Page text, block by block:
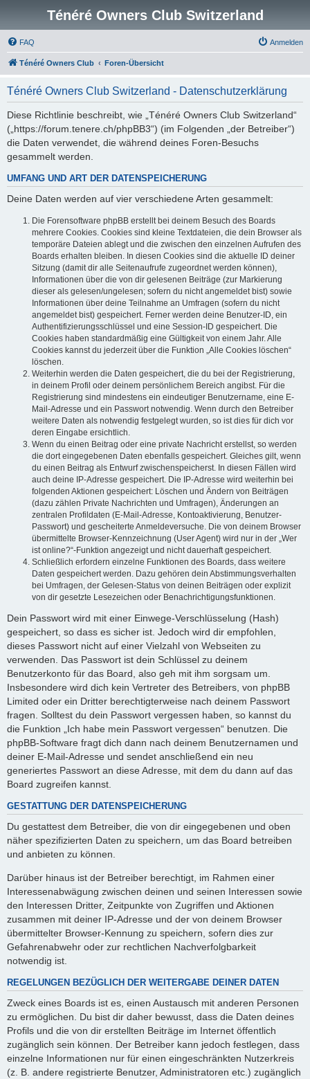
Ténéré Owners Club Switzerland
FAQ Anmelden
Ténéré Owners Club Foren-Übersicht
Ténéré Owners Club Switzerland - Datenschutzerklärung
Diese Richtlinie beschreibt, wie „Ténéré Owners Club Switzerland“
(„https://forum.tenere.ch/phpBB3“) (im Folgenden „der Betreiber“)
die Daten verwendet, die während deines Foren-Besuchs
gesammelt werden.
UMFANG UND ART DER DATENSPEICHERUNG
Deine Daten werden auf vier verschiedene Arten gesammelt:
Die Forensoftware phpBB erstellt bei deinem Besuch des Boards
mehrere Cookies. Cookies sind kleine Textdateien, die dein Browser als
temporäre Dateien ablegt und die zwischen den einzelnen Aufrufen des
Boards erhalten bleiben. In diesen Cookies sind die aktuelle ID deiner
Sitzung (damit dir alle Seitenaufrufe zugeordnet werden können),
Informationen über die von dir gelesenen Beiträge (zur Markierung
dieser als gelesen/ungelesen; sofern du nicht angemeldet bist) sowie
Informationen über deine Teilnahme an Umfragen (sofern du nicht
angemeldet bist) gespeichert. Ferner werden deine Benutzer-ID, ein
Authentifizierungsschlüssel und eine Session-ID gespeichert. Die
Cookies haben standardmäßig eine Gültigkeit von einem Jahr. Alle
Cookies kannst du jederzeit über die Funktion „Alle Cookies löschen“
löschen.
Weiterhin werden die Daten gespeichert, die du bei der Registrierung,
in deinem Profil oder deinem persönlichem Bereich angibst. Für die
Registrierung sind mindestens ein eindeutiger Benutzername, eine E-
Mail-Adresse und ein Passwort notwendig. Wenn durch den Betreiber
weitere Daten als notwendig festgelegt wurden, so ist dies für dich vor
deren Eingabe ersichtlich.
Wenn du einen Beitrag oder eine private Nachricht erstellst, so werden
die dort eingegebenen Daten ebenfalls gespeichert. Gleiches gilt, wenn
du einen Beitrag als Entwurf zwischenspeicherst. In diesen Fällen wird
auch deine IP-Adresse gespeichert. Die IP-Adresse wird weiterhin bei
folgenden Aktionen gespeichert: Löschen und Ändern von Beiträgen
(dazu zählen Private Nachrichten und Umfragen), Änderungen an
zentralen Profildaten (E-Mail-Adresse, Kontoaktivierung, Benutzer-
Passwort) und gescheiterte Anmeldeversuche. Die von deinem Browser
übermittelte Browser-Kennzeichnung (User Agent) wird nur in der „Wer
ist online?“-Funktion angezeigt und nicht dauerhaft gespeichert.
Schließlich erfordern einzelne Funktionen des Boards, dass weitere
Daten gespeichert werden. Dazu gehören dein Abstimmungsverhalten
bei Umfragen, der Gelesen-Status von deinen Beiträgen oder explizit
von dir gesetzte Lesezeichen oder Benachrichtigungsfunktionen.
Dein Passwort wird mit einer Einwege-Verschlüsselung (Hash)
gespeichert, so dass es sicher ist. Jedoch wird dir empfohlen,
dieses Passwort nicht auf einer Vielzahl von Webseiten zu
verwenden. Das Passwort ist dein Schlüssel zu deinem
Benutzerkonto für das Board, also geh mit ihm sorgsam um.
Insbesondere wird dich kein Vertreter des Betreibers, von phpBB
Limited oder ein Dritter berechtigterweise nach deinem Passwort
fragen. Solltest du dein Passwort vergessen haben, so kannst du
die Funktion „Ich habe mein Passwort vergessen“ benutzen. Die
phpBB-Software fragt dich dann nach deinem Benutzernamen und
deiner E-Mail-Adresse und sendet anschließend ein neu
generiertes Passwort an diese Adresse, mit dem du dann auf das
Board zugreifen kannst.
GESTATTUNG DER DATENSPEICHERUNG
Du gestattest dem Betreiber, die von dir eingegebenen und oben
näher spezifizierten Daten zu speichern, um das Board betreiben
und anbieten zu können.
Darüber hinaus ist der Betreiber berechtigt, im Rahmen einer
Interessenabwägung zwischen deinen und seinen Interessen sowie
den Interessen Dritter, Zeitpunkte von Zugriffen und Aktionen
zusammen mit deiner IP-Adresse und der von deinem Browser
übermittelter Browser-Kennung zu speichern, sofern dies zur
Gefahrenabwehr oder zur rechtlichen Nachverfolgbarkeit
notwendig ist.
REGELUNGEN BEZÜGLICH DER WEITERGABE DEINER DATEN
Zweck eines Boards ist es, einen Austausch mit anderen Personen
zu ermöglichen. Du bist dir daher bewusst, dass die Daten deines
Profils und die von dir erstellten Beiträge im Internet öffentlich
zugänglich sein können. Der Betreiber kann jedoch festlegen, dass
einzelne Informationen nur für einen eingeschränkten Nutzerkreis
(z. B. andere registrierte Benutzer, Administratoren etc.) zugänglich